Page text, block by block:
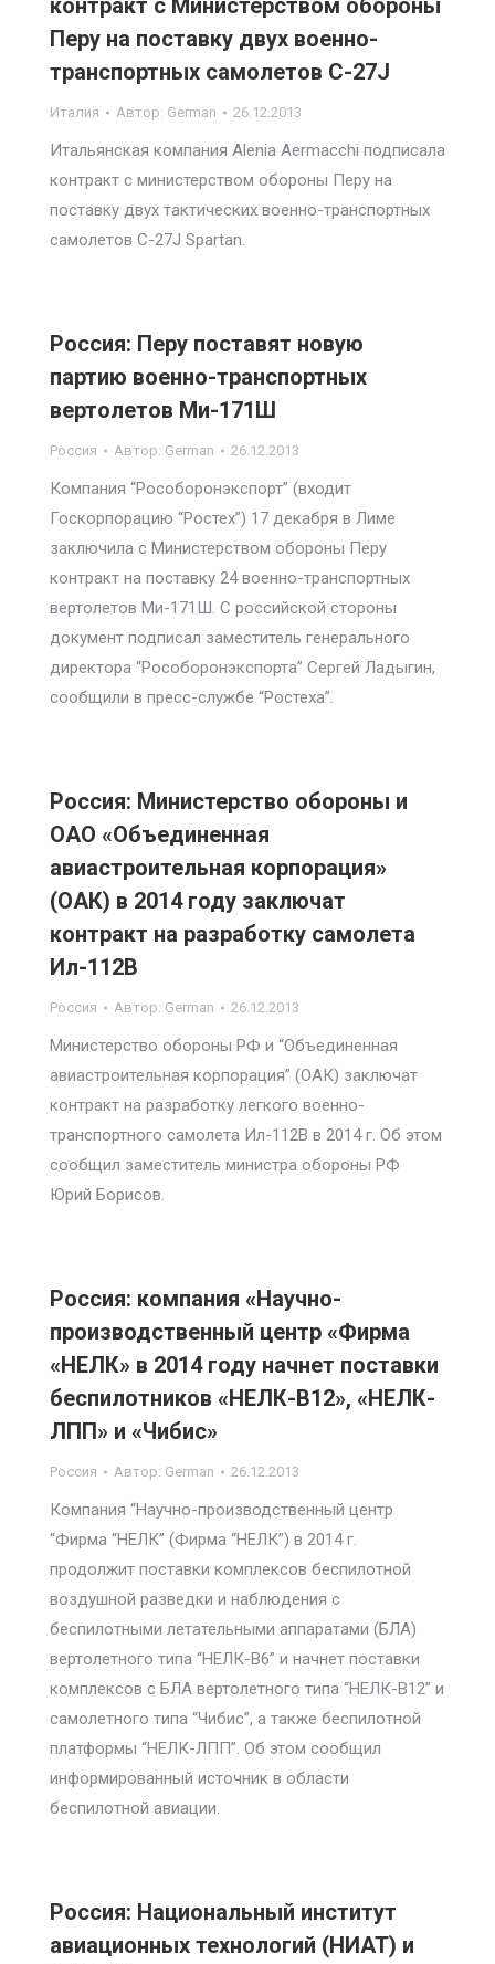
контракт с Министерством обороны
Перу на поставку двух военно-
транспортных самолетов C-27J
Италия Автор: German 26.12.2013
Итальянская компания Alenia Aermacchi подписала
контракт с министерством обороны Перу на
поставку двух тактических военно-транспортных
самолетов C-27J Spartan.
Россия: Перу поставят новую
партию военно-транспортных
вертолетов Ми-171Ш
Россия Автор: German 26.12.2013
Компания “Рособоронэкспорт” (входит
Госкорпорацию “Ростех”) 17 декабря в Лиме
заключила с Министерством обороны Перу
контракт на поставку 24 военно-транспортных
вертолетов Ми-171Ш. С российской стороны
документ подписал заместитель генерального
директора “Рособоронэкспорта” Сергей Ладыгин,
сообщили в пресс-службе “Ростеха”.
Россия: Министерство обороны и
ОАО «Объединенная
авиастроительная корпорация»
(ОАК) в 2014 году заключат
контракт на разработку самолета
Ил-112В
Россия Автор: German 26.12.2013
Министерство обороны РФ и “Объединенная
авиастроительная корпорация” (ОАК) заключат
контракт на разработку легкого военно-
транспортного самолета Ил-112В в 2014 г. Об этом
сообщил заместитель министра обороны РФ
Юрий Борисов.
Россия: компания «Научно-
производственный центр «Фирма
«НЕЛК» в 2014 году начнет поставки
беспилотников «НЕЛК-В12», «НЕЛК-
ЛПП» и «Чибис»
Россия Автор: German 26.12.2013
Компания “Научно-производственный центр
“Фирма “НЕЛК” (Фирма “НЕЛК”) в 2014 г.
продолжит поставки комплексов беспилотной
воздушной разведки и наблюдения с
беспилотными летательными аппаратами (БЛА)
вертолетного типа “НЕЛК-В6” и начнет поставки
комплексов с БЛА вертолетного типа “НЕЛК-В12” и
самолетного типа “Чибис”, а также беспилотной
платформы “НЕЛК-ЛПП”. Об этом сообщил
информированный источник в области
беспилотной авиации.
Россия: Национальный институт
авиационных технологий (НИАТ) и